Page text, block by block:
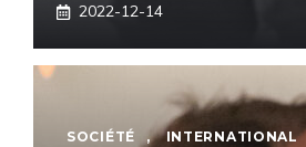
2022-12-14
SOCIÉTÉ , INTERNATIONAL